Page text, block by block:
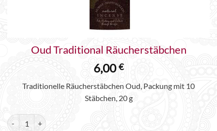
Oud Traditional Räucherstäbchen
6,00€
Traditionelle Räucherstäbchen Oud, Packung mit 10
Stäbchen, 20 g
Oud Traditional Räucherstäbchen Menge